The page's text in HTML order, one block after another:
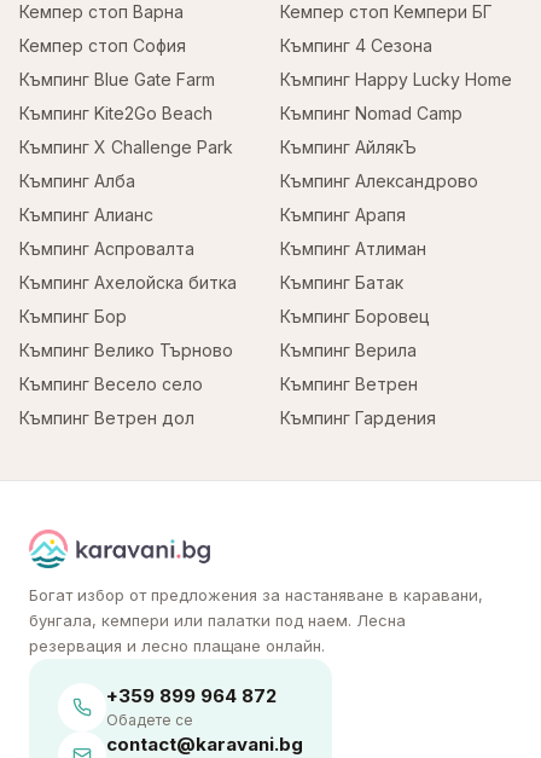
Кемпер стоп Варна
Кемпер стоп Кемпери БГ
Кемпер стоп София
Къмпинг 4 Сезона
Къмпинг Blue Gate Farm
Къмпинг Happy Lucky Home
Къмпинг Kite2Go Beach
Къмпинг Nomad Camp
Къмпинг X Challenge Park
Къмпинг АйлякЪ
Къмпинг Алба
Къмпинг Александрово
Къмпинг Алианс
Къмпинг Арапя
Къмпинг Аспровалта
Къмпинг Атлиман
Къмпинг Ахелойска битка
Къмпинг Батак
Къмпинг Бор
Къмпинг Боровец
Къмпинг Велико Търново
Къмпинг Верила
Къмпинг Весело село
Къмпинг Ветрен
Къмпинг Ветрен дол
Къмпинг Гардения
Богат избор от предложения за настаняване в каравани,
бунгала, кемпери или палатки под наем. Лесна
резервация и лесно плащане онлайн.
+359 899 964 872
Обадете се
contact@karavani.bg